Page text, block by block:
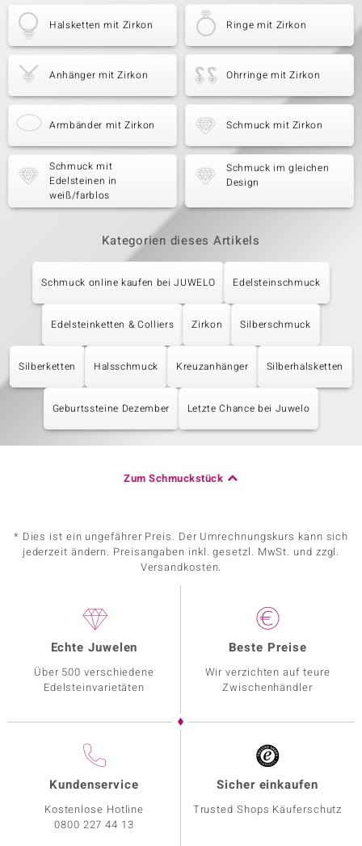
Halsketten mit Zirkon Ringe mit Zirkon
Anhänger mit Zirkon Ohrringe mit Zirkon
Armbänder mit Zirkon Schmuck mit Zirkon
Schmuck mit
Edelsteinen in
weiß/farblos
Schmuck im gleichen
Design
Kategorien dieses Artikels
Schmuck online kaufen bei JUWELO Edelsteinschmuck
Edelsteinketten & Colliers Zirkon Silberschmuck
Silberketten Halsschmuck Kreuzanhänger Silberhalsketten
Geburtssteine Dezember Letzte Chance bei Juwelo
Zum Schmuckstück
* Dies ist ein ungefährer Preis. Der Umrechnungskurs kann sich
jederzeit ändern. Preisangaben inkl. gesetzl. MwSt. und zzgl.
Versandkosten.
Echte Juwelen
Über 500 verschiedene
Edelsteinvarietäten
Beste Preise
Wir verzichten auf teure
Zwischenhändler
Kundenservice
Kostenlose Hotline
0800 227 44 13
Sicher einkaufen
Trusted Shops Käuferschutz